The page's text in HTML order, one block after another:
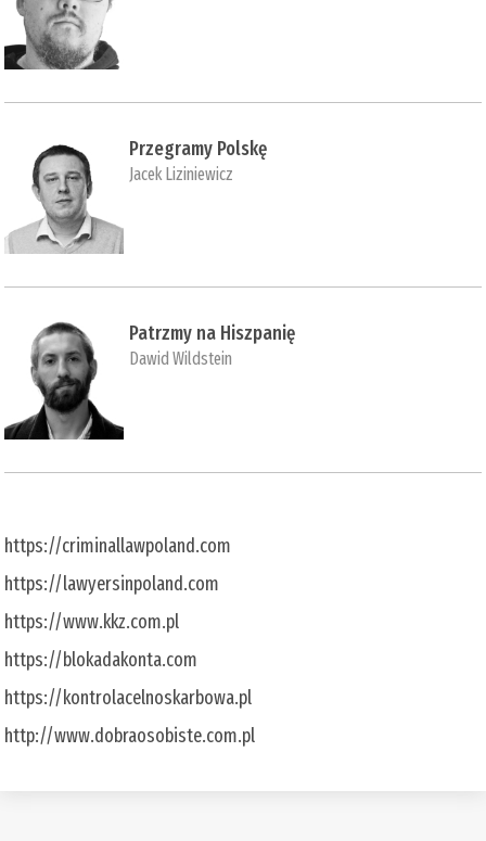
Przegramy Polskę
Jacek Liziniewicz
Patrzmy na Hiszpanię
Dawid Wildstein
https://criminallawpoland.com
https://lawyersinpoland.com
https://www.kkz.com.pl
https://blokadakonta.com
https://kontrolacelnoskarbowa.pl
http://www.dobraosobiste.com.pl